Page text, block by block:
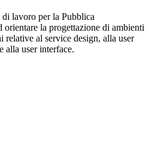
lavoro per la Pubblica
orientare la progettazione di ambienti
al service design, alla user
alla user interface.